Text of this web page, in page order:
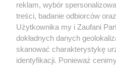
Nowy stary zegar na
Załężu.
Wróć do artykułu:
Katowice. Historyczny
Nie zapomnij
zapoznać się z:
polityką prywatności
Twojemiasto
Piekary Śląskie
Chorzów
Tarnowskie Góry
reklam, wybór
treści, badanie odbiorców
Użytkownika my i Zaufani
dokładnych danych
skanować charakterystykę
identyfikacji. Ponieważ